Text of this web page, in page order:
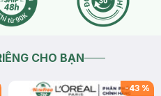
CHO BẠN
-43 %